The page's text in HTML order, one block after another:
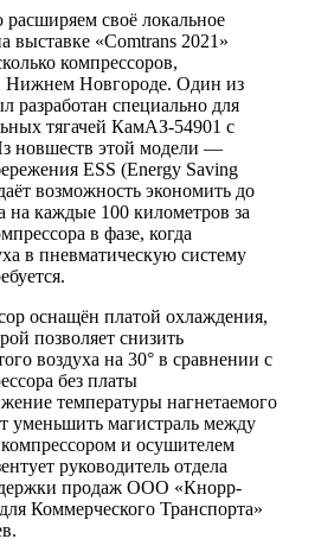
своё локальное
выставке «Comtrans 2021»
компрессоров,
Нижнем Новгороде. Один из
разработан специально для
тягачей КамАЗ-54901 с
новшеств этой модели —
ESS (Energy Saving
возможность экономить до
на каждые 100 километров за
в фазе, когда
в пневматическую систему
оснащён платой охлаждения,
позволяет снизить
воздуха на 30° в сравнении с
без платы
температуры нагнетаемого
уменьшить магистраль между
и осушителем
руководитель отдела
продаж ООО «Кнорр-
Коммерческого Транспорта»